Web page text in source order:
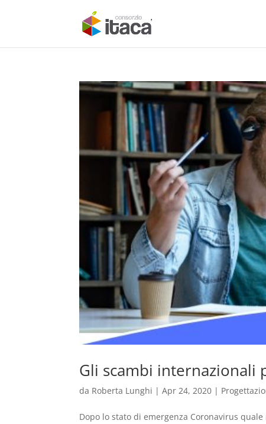
Gli scambi internazionali
da Roberta Lunghi |Apr 24, 2020 |
Dopo lo stato di emergenza Coronavirus